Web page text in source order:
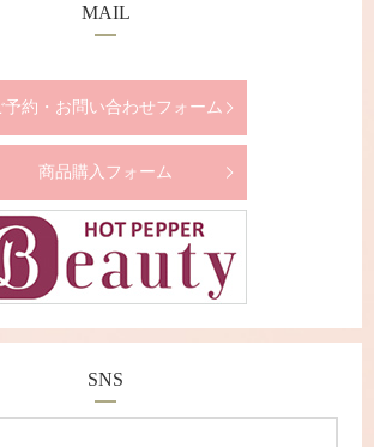
MAIL
予約・お問い合わせフォーム
商品購入フォーム
SNS